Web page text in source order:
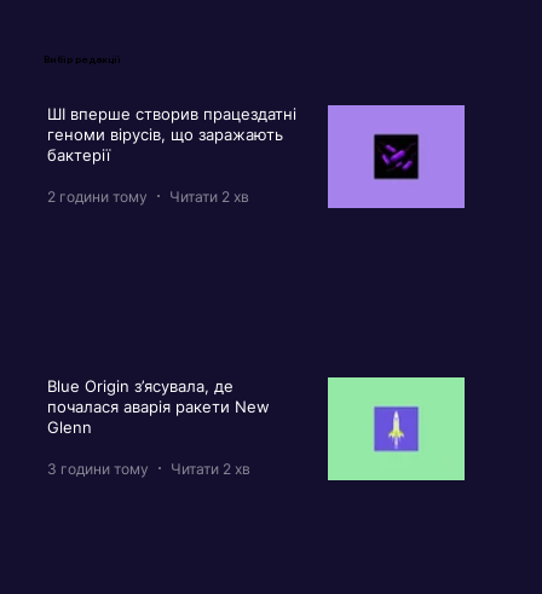
Вибір редакції
ШІ вперше створив працездатні
геноми вірусів, що заражають
бактерії
2 години тому Читати 2 хв
Blue Origin з’ясувала, де
почалася аварія ракети New
Glenn
3 години тому Читати 2 хв